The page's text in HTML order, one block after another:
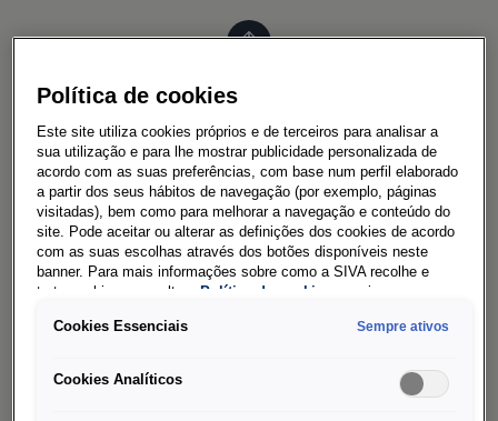
DESTAQUES
Configurador
Campanhas
Conectividade e serviços de mobilidade
Notícias
IMPORTANTES
Política de cookies
Este site utiliza cookies próprios e de terceiros para analisar a
sua utilização e para lhe mostrar publicidade personalizada de
acordo com as suas preferências, com base num perfil elaborado
a partir dos seus hábitos de navegação (por exemplo, páginas
visitadas), bem como para melhorar a navegação e conteúdo do
site. Pode aceitar ou alterar as definições dos cookies de acordo
com as suas escolhas através dos botões disponíveis neste
banner. Para mais informações sobre como a SIVA recolhe e
trata cookies, consulte aPolítica de cookies em vigor.
Cookies Essenciais Sempre ativos
Cookies Analíticos